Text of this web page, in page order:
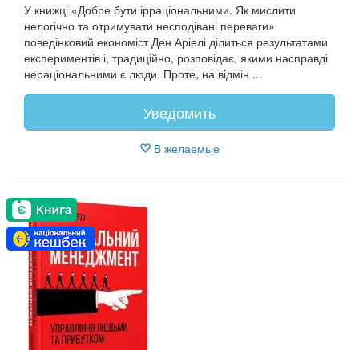
У книжці «Добре бути ірраціональними. Як мислити
нелогічно та отримувати несподівані переваги»
поведінковий економіст Ден Аріелі ділиться результатами
експериментів і, традиційно, розповідає, якими насправді
нераціональними є люди. Проте, на відмін ...
Уведомить
В желаемые